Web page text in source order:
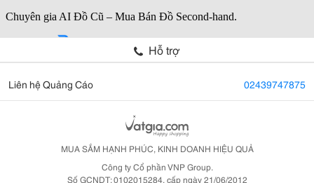
Hỗ trợ
Liên hệ Quảng Cáo 02439747875
MUA SẮM HẠNH PHÚC, KINH DOANH HIỆU QUẢ
Công ty Cổ phần VNP Group.
Số GCNDT: 0102015284, cấp ngày 21/06/2012